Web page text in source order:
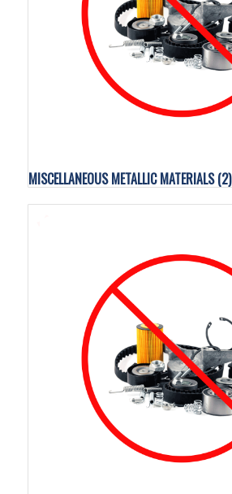
MISCELLANEOUS METALLIC MATERIALS(2)